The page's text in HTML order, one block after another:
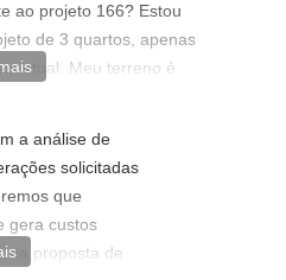
realizado por
ao projeto 166? Estou
de 3 quartos, apenas
atual. Meu terreno é
a análise de
solicitadas
que
gera custos
proposta de